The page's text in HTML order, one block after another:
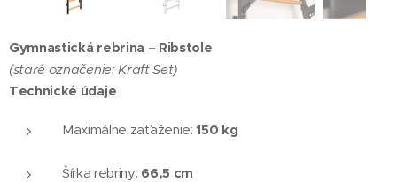
Gymnastická rebrina – Ribstole
(staré označenie: Kraft Set)
Technické údaje
Maximálne zaťaženie:150 kg
Šírka rebriny: 66,5 cm